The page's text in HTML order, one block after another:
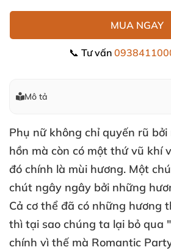
MUA NGAY
📞 Tư vấn
Mô tả
Phụ nữ không chỉ quyến rũ bởi
hồn mà còn có một thứ vũ khí
đó chính là mùi hương. Một
chút ngây ngây bởi những
Cả cơ thể đã có những hương
thì tại sao chúng ta lại bỏ qua
chính vì thế mà Romantic